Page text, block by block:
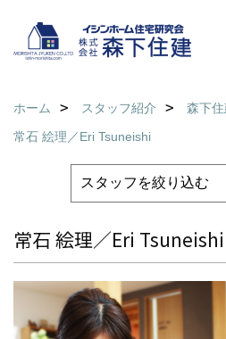
ホーム スタッフ紹介
森下
常石 絵理／Eri Tsuneishi
常石 絵理／Eri Tsuneishi